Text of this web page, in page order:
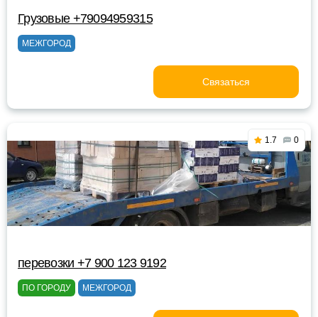
Грузовые +79094959315
МЕЖГОРОД
Связаться
1.7 0
перевозки +7 900 123 9192
ПО ГОРОДУ МЕЖГОРОД